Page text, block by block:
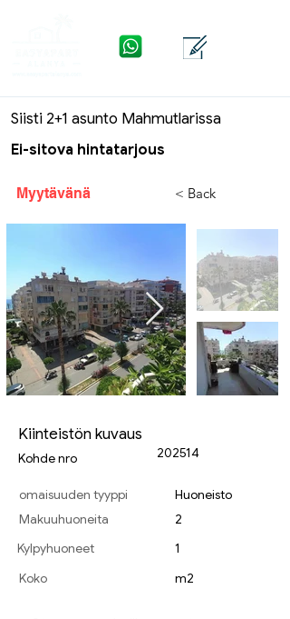
Siisti 2+1 asunto Mahmutlarissa
Ei-sitova hintatarjous
Myytävänä < Back
Kiinteistön kuvaus
Kohde nro 202514
omaisuuden tyyppi
Makuuhuoneita
Kylpyhuoneet
Koko
Huoneisto
2
1
m2